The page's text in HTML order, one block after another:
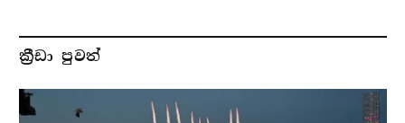
ක්‍රීඩා පුවත්